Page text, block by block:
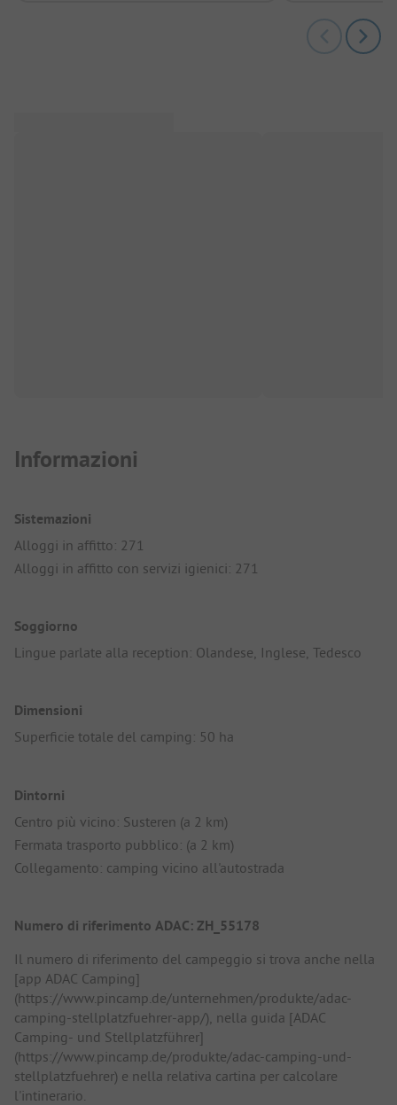
Informazioni
Sistemazioni
Alloggi in affitto: 271
Alloggi in affitto con servizi igienici: 271
Soggiorno
Lingue parlate alla reception: Olandese, Inglese, Tedesco
Dimensioni
Superficie totale del camping: 50 ha
Dintorni
Centro più vicino: Susteren (a 2 km)
Fermata trasporto pubblico: (a 2 km)
Collegamento: camping vicino all'autostrada
Numero di riferimento ADAC: ZH_55178
Il numero di riferimento del campeggio si trova anche nella
[app ADAC Camping]
(https://www.pincamp.de/unternehmen/produkte/adac-
camping-stellplatzfuehrer-app/), nella guida [ADAC
Camping- und Stellplatzführer]
(https://www.pincamp.de/produkte/adac-camping-und-
stellplatzfuehrer) e nella relativa cartina per calcolare
l'intinerario.